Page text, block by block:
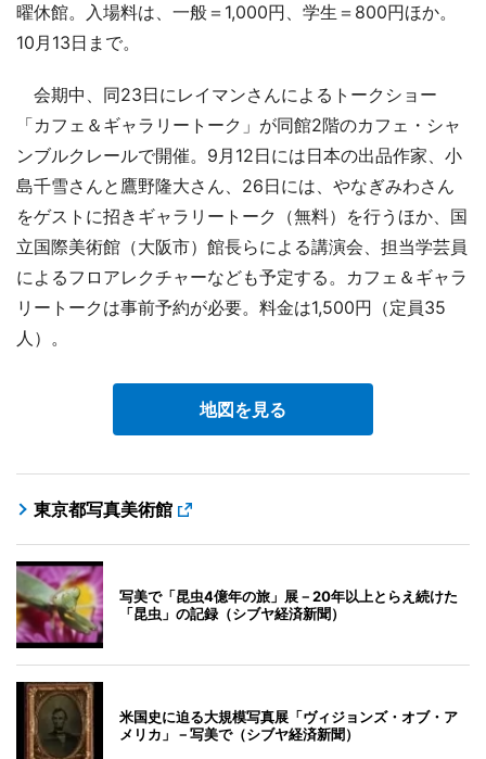
曜休館。入場料は、一般＝1,000円、学生＝800円ほか。
10月13日まで。
会期中、同23日にレイマンさんによるトークショー
「カフェ＆ギャラリートーク」が同館2階のカフェ・シャ
ンブルクレールで開催。9月12日には日本の出品作家、小
島千雪さんと鷹野隆大さん、26日には、やなぎみわさん
をゲストに招きギャラリートーク（無料）を行うほか、国
立国際美術館（大阪市）館長らによる講演会、担当学芸員
によるフロアレクチャーなども予定する。カフェ＆ギャラ
リートークは事前予約が必要。料金は1,500円（定員35
人）。
地図を見る
東京都写真美術館
写美で「昆虫4億年の旅」展－20年以上とらえ続けた
「昆虫」の記録（シブヤ経済新聞）
米国史に迫る大規模写真展「ヴィジョンズ・オブ・ア
メリカ」－写美で（シブヤ経済新聞）